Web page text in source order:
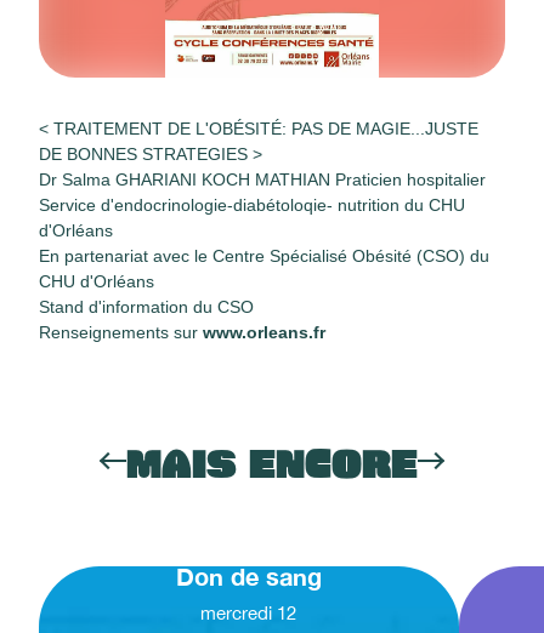
< TRAITEMENT DE L'OBÉSITÉ: PAS DE MAGIE...JUSTE
DE BONNES STRATEGIES >
Dr Salma GHARIANI KOCH MATHIAN Praticien hospitalier
Service d'endocrinologie-diabétoloqie- nutrition du CHU
d'Orléans
En partenariat avec le Centre Spécialisé Obésité (CSO) du
CHU d'Orléans
Stand d'information du CSO
Renseignements sur www.orleans.fr​
MAIS ENCORE
Don de sang
mercredi 12